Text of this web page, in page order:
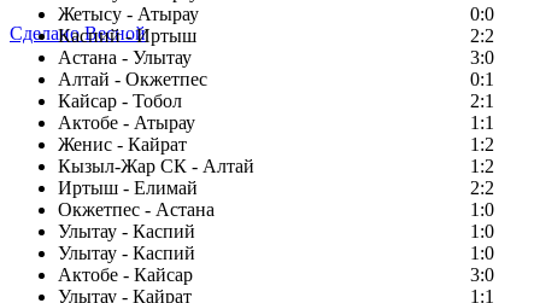
Жетысу - Атырау
0:0
Каспий - Иртыш
2:2
Астана - Улытау
3:0
Алтай - Окжетпес
0:1
Кайсар - Тобол
2:1
Актобе - Атырау
1:1
Женис - Кайрат
1:2
Кызыл-Жар СК - Алтай
1:2
Иртыш - Елимай
2:2
Окжетпес - Астана
1:0
Улытау - Каспий
1:0
Улытау - Каспий
1:0
Актобе - Кайсар
3:0
Улытау - Кайрат
1:1
Сделано Весной